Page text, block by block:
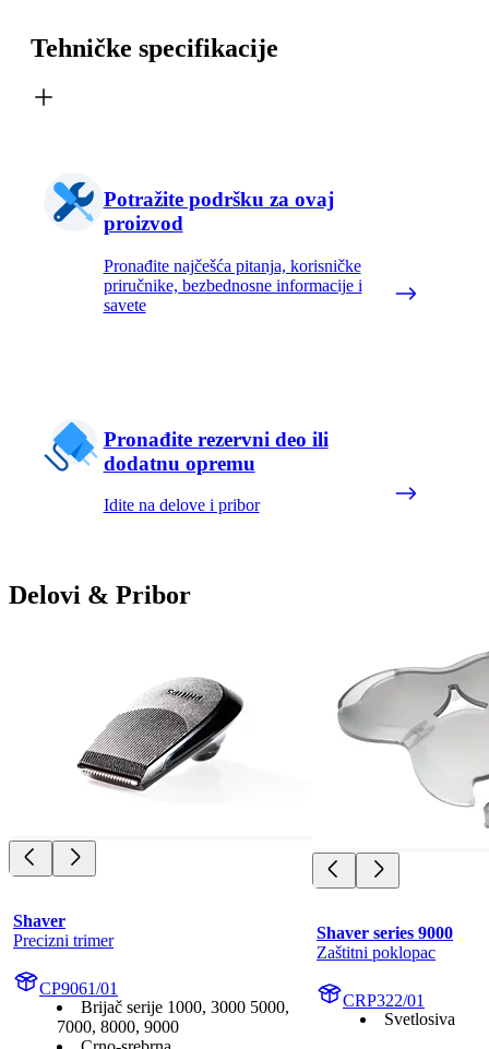
Tehničke specifikacije
Potražite podršku za ovaj
proizvod
Pronađite najčešća pitanja, korisničke
priručnike, bezbednosne informacije i
savete
Pronađite rezervni deo ili
dodatnu opremu
Idite na delove i pribor
Delovi & Pribor
Shaver
Precizni trimer
CP9061/01
Brijač serije 1000, 3000 5000,
7000, 8000, 9000
Shaver series 9000
Zaštitni poklopac
CRP322/01
Svetlosiva